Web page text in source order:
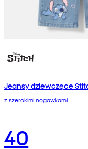
Jeansy dziewczęce
z szerokimi nogawkami
40